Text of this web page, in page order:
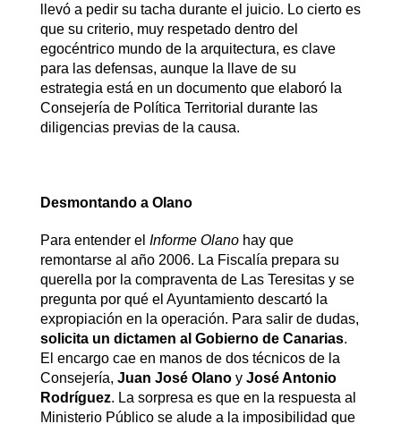
llevó a pedir su tacha durante el juicio. Lo cierto es
que su criterio, muy respetado dentro del
egocéntrico mundo de la arquitectura, es clave
para las defensas, aunque la llave de su
estrategia está en un documento que elaboró la
Consejería de Política Territorial durante las
diligencias previas de la causa.
Desmontando a Olano
Para entender el Informe Olano hay que
remontarse al año 2006. La Fiscalía prepara su
querella por la compraventa de Las Teresitas y se
pregunta por qué el Ayuntamiento descartó la
expropiación en la operación. Para salir de dudas,
solicita un dictamen al Gobierno de Canarias.
El encargo cae en manos de dos técnicos de la
Consejería, Juan José Olanoy José Antonio
Rodríguez. La sorpresa es que en la respuesta al
Ministerio Público se alude a la imposibilidad que